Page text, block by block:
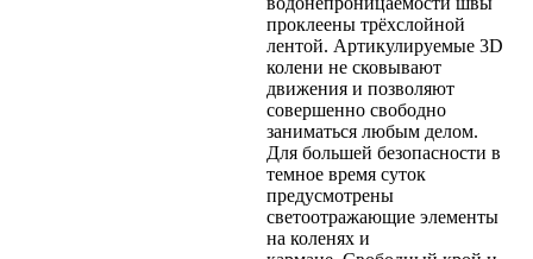
проклеены трёхслойной
лентой. Артикулируемые 3D
колени не сковывают
движения и позволяют
совершенно свободно
заниматься любым делом.
Для большей безопасности в
темное время суток
предусмотрены
светоотражающие элементы
на коленях и